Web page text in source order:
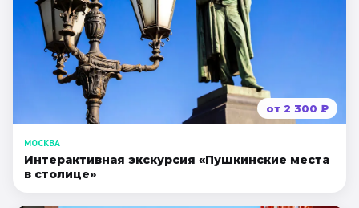
от 2 300 ₽
МОСКВА
Интерактивная экскурсия «Пушкинские места
в столице»